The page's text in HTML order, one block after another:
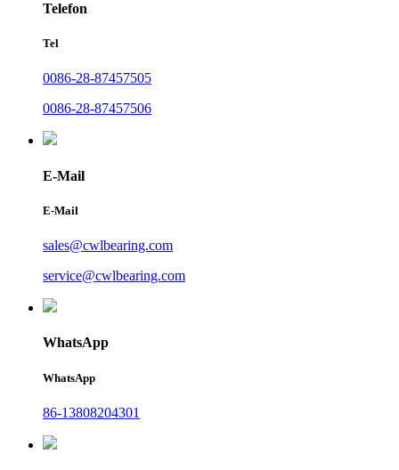
Telefon
Tel
0086-28-87457505
0086-28-87457506
E-Mail
E-Mail
sales@cwlbearing.com
service@cwlbearing.com
WhatsApp
WhatsApp
86-13808204301